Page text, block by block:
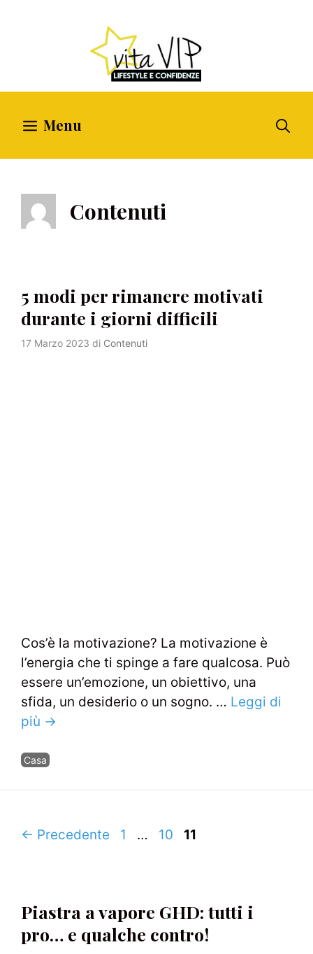
Menu
Contenuti
5 modi per rimanere motivati
durante i giorni difficili
17 Marzo 2023 di Contenuti
Cos’è la motivazione? La motivazione è
l’energia che ti spinge a fare qualcosa. Può
essere un’emozione, un obiettivo, una
sfida, un desiderio o un sogno. … Leggi di
più →
Categorie
Casa
Navigazione
← Precedente Pagina
1 … Pagina
10 Pagina
11
Piastra a vapore GHD: tutti i
pro… e qualche contro!